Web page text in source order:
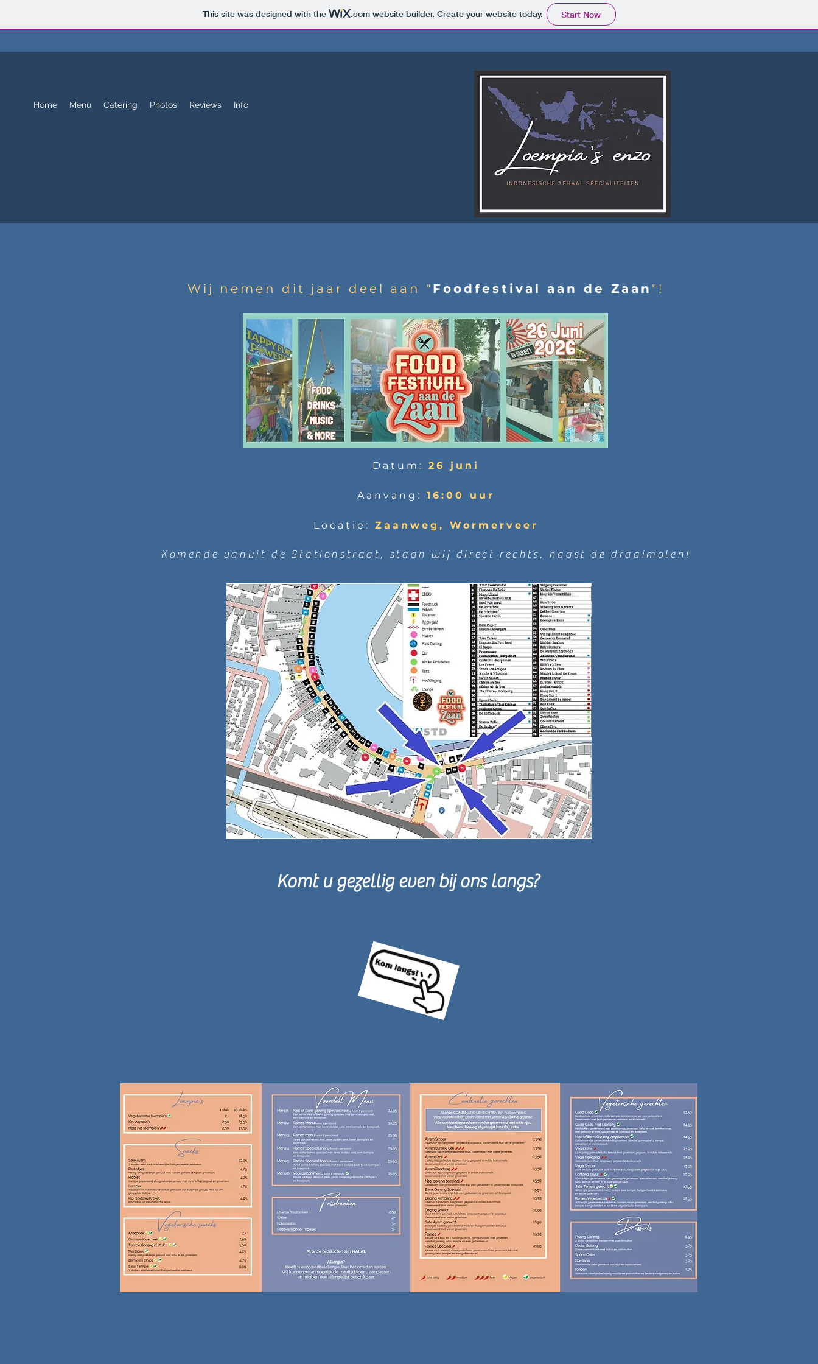
This site was designed with the .comwebsite builder. Create your website today. Start Now
Home Menu Catering Photos Reviews Info
Wij nemen dit jaar deel aan " Foodfestival aan de Zaan "!
Datum : 26 juni
Aanvang : 16:00 uur
Locatie : Zaanweg, Wormerveer
Komende vanuit de Stationstraat, staan wij direct rechts, naast de draaimolen!
Komt u gezellig even bij ons langs?